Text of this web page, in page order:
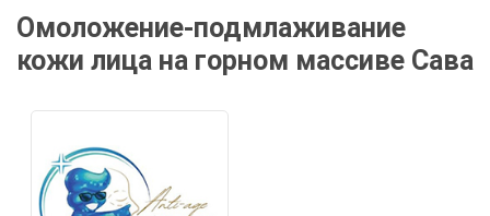
Омоложение-подмлаживание
кожи лица на горном массиве Сава